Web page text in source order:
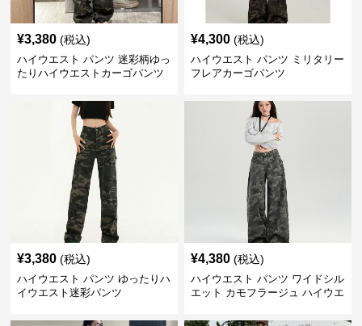
¥3,380 (税込)
ハイウエスト パンツ 迷彩柄ゆっ
たりハイウエストカーゴパンツ
¥4,300 (税込)
ハイウエスト パンツ ミリタリー
フレアカーゴパンツ
¥3,380 (税込)
ハイウエスト パンツ ゆったりハ
イウエスト迷彩パンツ
¥4,380 (税込)
ハイウエスト パンツ ワイドシル
エット カモフラージュ ハイウエ